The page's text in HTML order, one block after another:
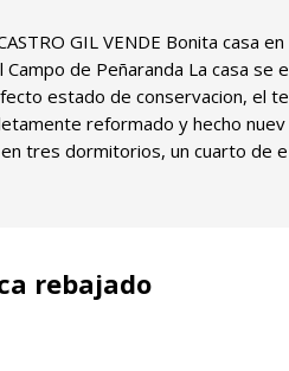
GIL VENDE Bonita casa en
Campo de Peñaranda La casa se e
estado de conservacion, el te
reformado y hecho nuev
tres dormitorios, un cuarto de e
rebajado